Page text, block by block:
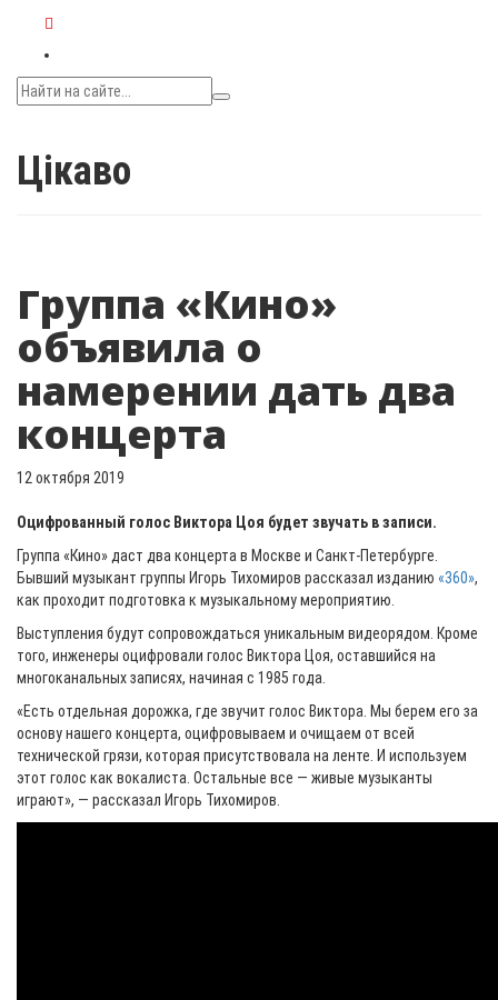
Цікаво
Группа «Кино»
объявила о
намерении дать два
концерта
12 октября 2019
Оцифрованный голос Виктора Цоя будет звучать в записи.
Группа «Кино» даст два концерта в Москве и Санкт-Петербурге.
Бывший музыкант группы Игорь Тихомиров рассказал изданию «360»,
как проходит подготовка к музыкальному мероприятию.
Выступления будут сопровождаться уникальным видеорядом. Кроме
того, инженеры оцифровали голос Виктора Цоя, оставшийся на
многоканальных записях, начиная с 1985 года.
«Есть отдельная дорожка, где звучит голос Виктора. Мы берем его за
основу нашего концерта, оцифровываем и очищаем от всей
технической грязи, которая присутствовала на ленте. И используем
этот голос как вокалиста. Остальные все — живые музыканты
играют», — рассказал Игорь Тихомиров.